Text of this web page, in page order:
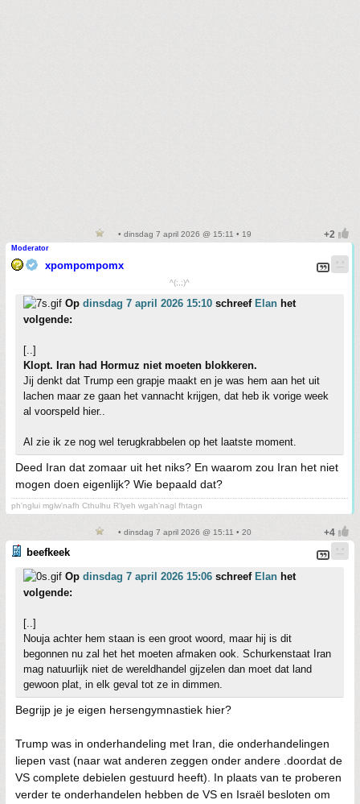
• dinsdag 7 april 2026 @ 15:11 • 19
Moderator
xpompompomx
^(;,;)^
Op dinsdag 7 april 2026 15:10 schreef Elan het
volgende:
[..]
Klopt. Iran had Hormuz niet moeten blokkeren.
Jij denkt dat Trump een grapje maakt en je was hem aan het uit
lachen maar ze gaan het vannacht krijgen, dat heb ik vorige week
al voorspeld hier..
Al zie ik ze nog wel terugkrabbelen op het laatste moment.
Deed Iran dat zomaar uit het niks? En waarom zou Iran het niet
mogen doen eigenlijk? Wie bepaald dat?
ph'nglui mglw'nafh Cthulhu R'lyeh wgah'nagl fhtagn
• dinsdag 7 april 2026 @ 15:11 • 20
beefkeek
Op dinsdag 7 april 2026 15:06 schreef Elan het
volgende:
[..]
Nouja achter hem staan is een groot woord, maar hij is dit
begonnen nu zal het het moeten afmaken ook. Schurkenstaat Iran
mag natuurlijk niet de wereldhandel gijzelen dan moet dat land
gewoon plat, in elk geval tot ze in dimmen.
Begrijp je je eigen hersengymnastiek hier?
Trump was in onderhandeling met Iran, die onderhandelingen
liepen vast (naar wat anderen zeggen onder andere .doordat de
VS complete debielen gestuurd heeft). In plaats van te proberen
verder te onderhandelen hebben de VS en Israël besloten om